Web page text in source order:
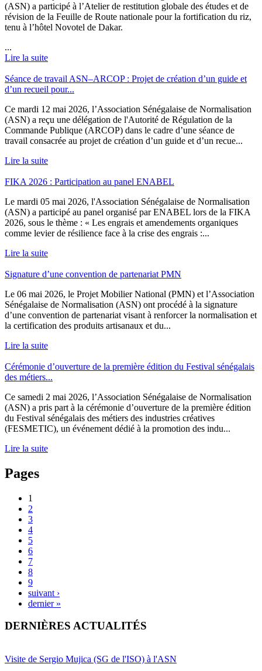
(ASN) a participé à l’Atelier de restitution globale des études et de
révision de la Feuille de Route nationale pour la fortification du riz,
tenu à l’hôtel Novotel de Dakar.‎
...
Lire la suite
Séance de travail ASN–ARCOP : Projet de création d’un guide et
d’un recueil pour...
Ce mardi 12 mai 2026, l’Association Sénégalaise de Normalisation
(ASN) a reçu une délégation de l'Autorité de Régulation de la
Commande Publique (ARCOP) dans le cadre d’une séance de
travail consacrée au projet de création d’un guide et d’un recue...
Lire la suite
FIKA 2026 : Participation au panel ENABEL
Le mardi 05 mai 2026, l'Association Sénégalaise de Normalisation
(ASN) a participé au panel organisé par ENABEL lors de la FIKA
2026, sous le thème : « Les engrais et amendements organiques
comme levier de résilience face à la crise des engrais :...
Lire la suite
Signature d’une convention de partenariat PMN
Le 06 mai 2026, le Projet Mobilier National (PMN) et l’Association
Sénégalaise de Normalisation (ASN) ont procédé à la signature
d’une convention de partenariat visant à renforcer la normalisation et
la certification des produits artisanaux et du...
Lire la suite
Cérémonie d’ouverture de la première édition du Festival sénégalais
des métiers...
Ce samedi 2 mai 2026, l’Association Sénégalaise de Normalisation
(ASN) a pris part à la cérémonie d’ouverture de la première édition
du Festival sénégalais des métiers des industries créatives
(FESMETIC), un événement dédié à la promotion des indu...
Lire la suite
Pages
1
2
3
4
5
6
7
8
9
suivant ›
dernier »
DERNIÈRES ACTUALITÉS
Visite de Sergio Mujica (SG de l'ISO) à l'ASN